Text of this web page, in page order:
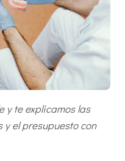
y te explicamos las
el presupuesto con